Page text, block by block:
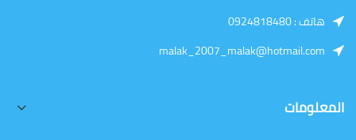
هاتف : 0924818480
malak_2007_malak@hotmail.com
المعلومات